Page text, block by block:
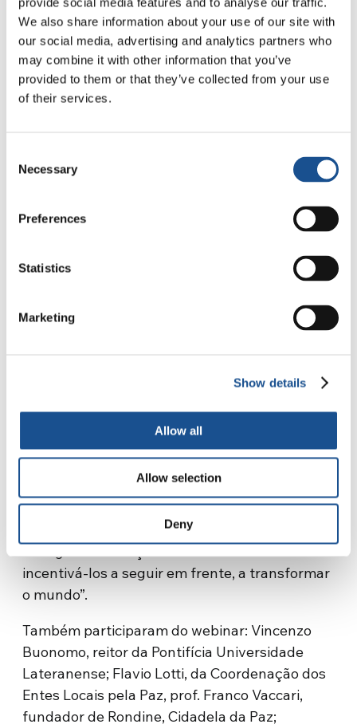
We also share information about your use of our site with
our social media, advertising and analytics partners who
may combine it with other information that you’ve
provided to them or that they’ve collected from your use
of their services.
Selection
Necessary
Preferences
Statistics
Marketing
Show details
Allow all
Allow selection
Deny
Kabury – trabalhou com as jovens para
desenvolver nelas o comprometimento e
também concorreu ao parlamento, nos
assentos especiais para jovens”. Outros
atestam que o programa os ajudou a encontrar
pandemia. De fato, muitos deles têm estado na
da Organização Mundial da Saúde, ajudando a
sensibilizar as comunidades sobre as várias
diretrizes e também dando-lhes um suporte na
aquisição de máscaras, desinfetantes,
Graças ao trabalho que estão realizando com
New Humanity em Nairóbi e vice-chanceler da
possível ter esperança de recriar a África.
África e com isso mudar o mundo todo também
– disse ele –. Temos muita esperança,
principalmente nos nossos jovens, pois eles
podem romper com as coisas que foram feitas
incentivá-los a seguir em frente, a transformar
o mundo”.
Também participaram do webinar: Vincenzo
Buonomo, reitor da Pontifícia Universidade
Lateranense; Flavio Lotti, da Coordenação dos
Entes Locais pela Paz, prof. Franco Vaccari,
fundador de Rondine, Cidadela da Paz;